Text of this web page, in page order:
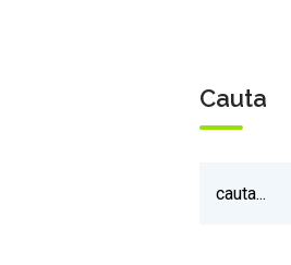
Cauta